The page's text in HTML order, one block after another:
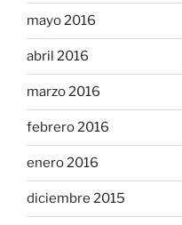
mayo 2016
abril 2016
marzo 2016
febrero 2016
enero 2016
diciembre 2015